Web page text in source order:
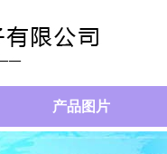
产品图片